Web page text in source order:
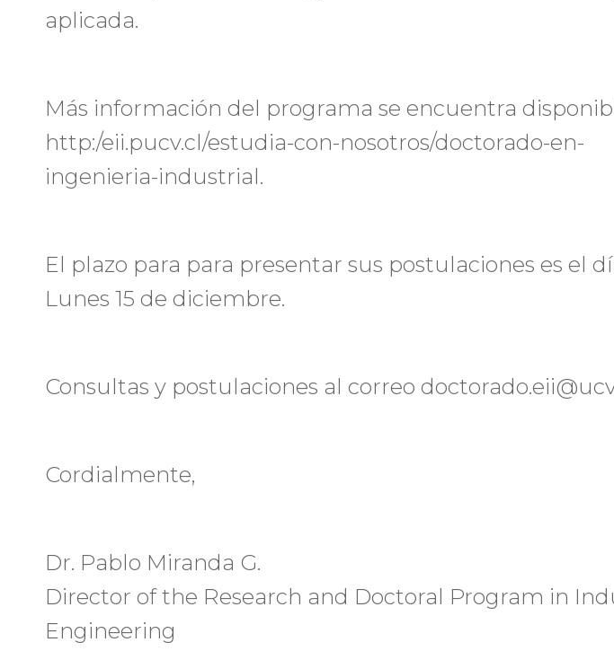
aplicada.
Más información del programa se encuentra
http:/eii.pucv.cl/estudia-con-nosotros/doctorado-en-
ingenieria-industrial.
El plazo para para presentar sus postulaciones es el
Lunes 15 de diciembre.
Consultas y postulaciones al correo
Cordialmente,
Dr. Pablo Miranda G.
Director of the Research and Doctoral Program in
Engineering